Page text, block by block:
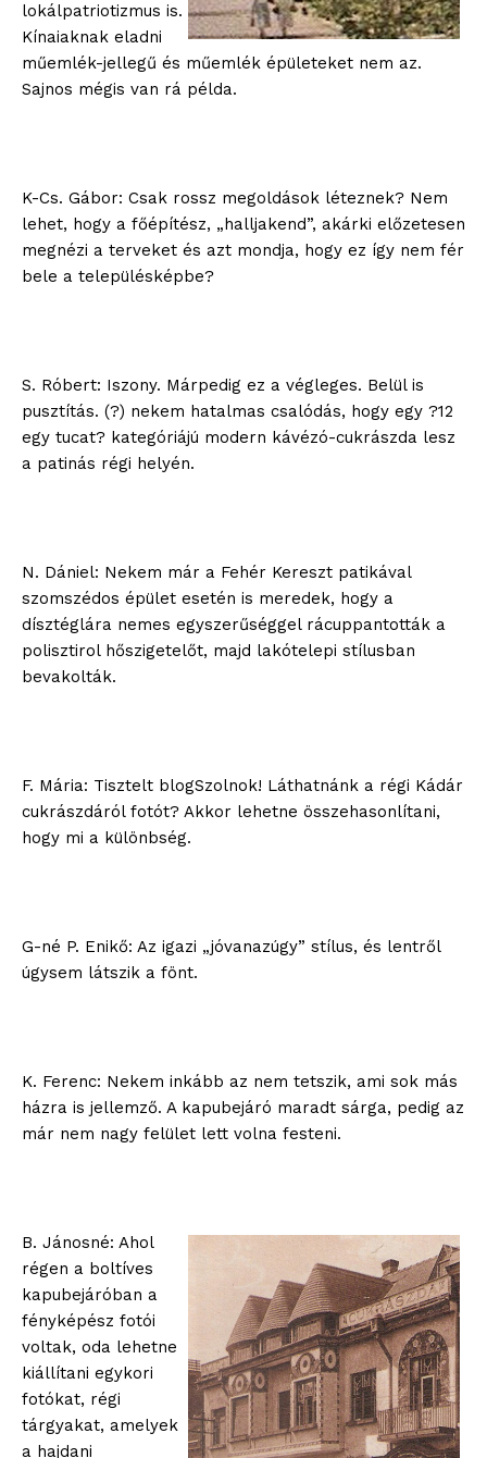
blogSZOLNOK
szubjektív élményportál
lokálpatriotizmus is.
Kínaiaknak eladni
műemlék-jellegű és műemlék épületeket nem az.
Sajnos mégis van rá példa.
K-Cs. Gábor: Csak rossz megoldások léteznek? Nem
lehet, hogy a főépítész, „halljakend”, akárki előzetesen
megnézi a terveket és azt mondja, hogy ez így nem fér
bele a településképbe?
S. Róbert: Iszony. Márpedig ez a végleges. Belül is
pusztítás. (?) nekem hatalmas csalódás, hogy egy ?12
egy tucat? kategóriájú modern kávézó-cukrászda lesz
a patinás régi helyén.
N. Dániel: Nekem már a Fehér Kereszt patikával
szomszédos épület esetén is meredek, hogy a
dísztéglára nemes egyszerűséggel rácuppantották a
polisztirol hőszigetelőt, majd lakótelepi stílusban
bevakolták.
F. Mária: Tisztelt blogSzolnok! Láthatnánk a régi Kádár
cukrászdáról fotót? Akkor lehetne összehasonlítani,
hogy mi a különbség.
G-né P. Enikő: Az igazi „jóvanazúgy” stílus, és lentről
úgysem látszik a fönt.
K. Ferenc: Nekem inkább az nem tetszik, ami sok más
házra is jellemző. A kapubejáró maradt sárga, pedig az
már nem nagy felület lett volna festeni.
B. Jánosné: Ahol
régen a boltíves
kapubejáróban a
fényképész fotói
voltak, oda lehetne
kiállítani egykori
fotókat, régi
tárgyakat, amelyek
a hajdani